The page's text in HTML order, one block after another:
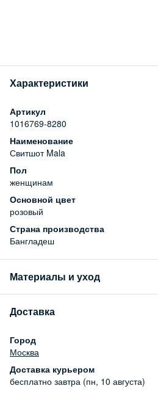
Характеристики
Артикул
1016769-8280
Наименование
Свитшот Mala
Пол
женщинам
Основной цвет
розовый
Страна производства
Бангладеш
Материалы и уход
100% хлопок
Бережная стирка при температуре
запрещена, отбеливание
запрещена
Доставка
Город
Москва
Доставка курьером
бесплатно завтра (пн, 10 августа)